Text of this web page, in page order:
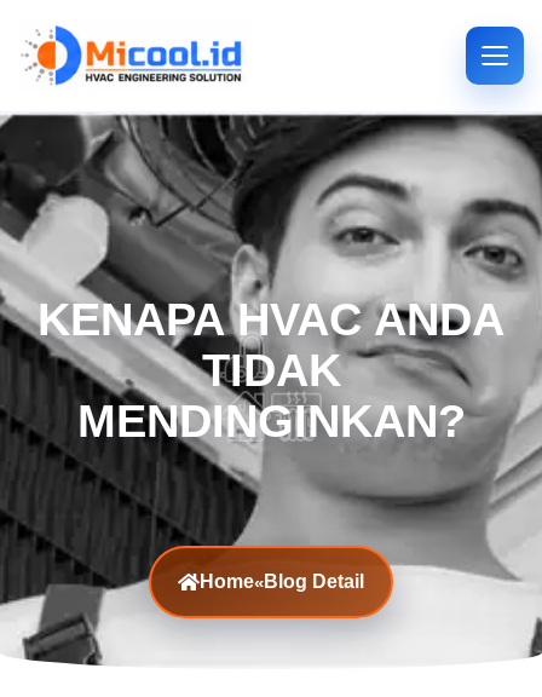
KENAPA HVAC ANDA
TIDAK
MENDINGINKAN?
Home«Blog Detail